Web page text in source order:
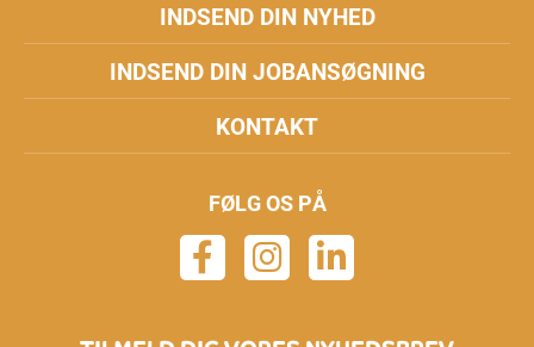
INDSEND DIN NYHED
INDSEND DIN JOBANSØGNING
KONTAKT
FØLG OS PÅ